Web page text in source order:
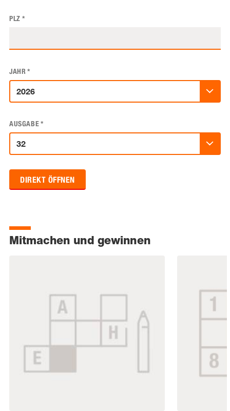
PLZ *
JAHR*
AUSGABE*
DIREKT ÖFFNEN
Mitmachen und gewinnen